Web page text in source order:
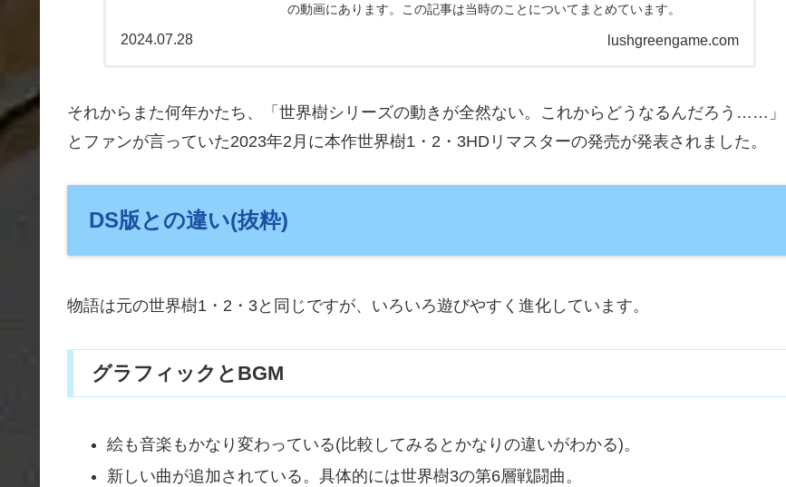
の動画にあります。この記事は当時のことについてまとめています。
lushgreengame.com
2024.07.28
それからまた何年かたち、「世界樹シリーズの動きが全然ない。これからどうなるんだろう……」
とファンが言っていた2023年2月に本作世界樹1・2・3HDリマスターの発売が発表されました。
DS版との違い(抜粋)
物語は元の世界樹1・2・3と同じですが、いろいろ遊びやすく進化しています。
グラフィックとBGM
絵も音楽もかなり変わっている(比較してみるとかなりの違いがわかる)。
新しい曲が追加されている。具体的には世界樹3の第6層戦闘曲。